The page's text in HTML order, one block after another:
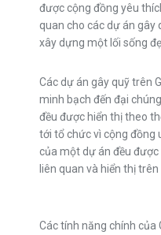
được cộng đồng yêu
quan cho các dự án gây
xây dựng một lối sống
Các dự án gây quỹ trên
minh bạch đến đại
đều được hiển thị theo
tới tổ chức vì cộng đồng
của một dự án đều
liên quan và hiển thị trên
Các tính năng chính của